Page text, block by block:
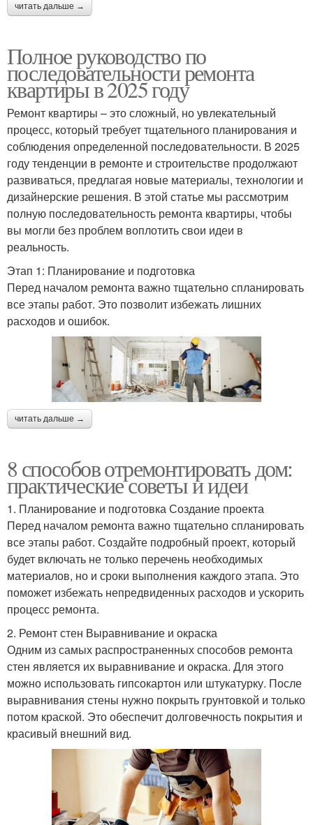
читать дальше →
Полное руководство по
последовательности ремонта
квартиры в 2025 году
Ремонт квартиры – это сложный, но увлекательный
процесс, который требует тщательного планирования и
соблюдения определенной последовательности. В 2025
году тенденции в ремонте и строительстве продолжают
развиваться, предлагая новые материалы, технологии и
дизайнерские решения. В этой статье мы рассмотрим
полную последовательность ремонта квартиры, чтобы
вы могли без проблем воплотить свои идеи в
реальность.
Этап 1: Планирование и подготовка
Перед началом ремонта важно тщательно спланировать
все этапы работ. Это позволит избежать лишних
расходов и ошибок.
читать дальше →
8 способов отремонтировать дом:
практические советы и идеи
1. Планирование и подготовка Создание проекта
Перед началом ремонта важно тщательно спланировать
все этапы работ. Создайте подробный проект, который
будет включать не только перечень необходимых
материалов, но и сроки выполнения каждого этапа. Это
поможет избежать непредвиденных расходов и ускорить
процесс ремонта.
2. Ремонт стен Выравнивание и окраска
Одним из самых распространенных способов ремонта
стен является их выравнивание и окраска. Для этого
можно использовать гипсокартон или штукатурку. После
выравнивания стены нужно покрыть грунтовкой и только
потом краской. Это обеспечит долговечность покрытия и
красивый внешний вид.